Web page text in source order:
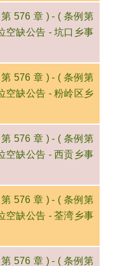
576 章 ) - ( 条例第
空缺公告 - 坑口乡事
576 章 ) - ( 条例第
空缺公告 - 粉岭区乡
576 章 ) - ( 条例第
空缺公告 - 西贡乡事
576 章 ) - ( 条例第
空缺公告 - 荃湾乡事
576 章 ) - ( 条例第